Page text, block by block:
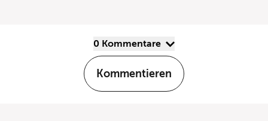
0 Kommentare
Kommentieren